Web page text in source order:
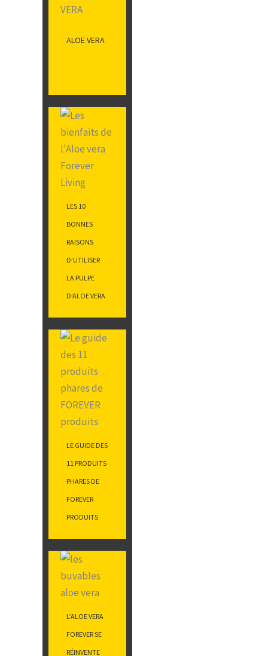
ALOE VERA
LES 10
BONNES
RAISONS
D’UTILISER
LA PULPE
D’ALOE VERA
LE GUIDE DES
11 PRODUITS
PHARES DE
FOREVER
PRODUITS
L’ALOE VERA
FOREVER SE
RÉINVENTE